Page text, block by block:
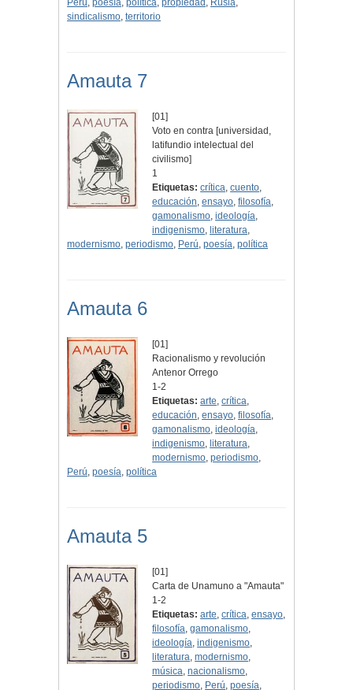
Perú, poesía, política, propiedad , Rusia,
sindicalismo, territorio
Amauta 7
[01]
Voto en contra [universidad,
latifundio intelectual del
civilismo]
1
Etiquetas: crítica,cuento,
educación,ensayo,filosofía,
gamonalismo,ideología,
indigenismo, literatura,
modernismo, periodismo, Perú, poesía, política
Amauta 6
[01]
Racionalismo y revolución
Antenor Orrego
1-2
Etiquetas: arte,crítica,
educación,ensayo,filosofía,
gamonalismo,ideología,
indigenismo, literatura,
modernismo,periodismo,
Perú, poesía, política
Amauta 5
[01]
Carta de Unamuno a "Amauta"
1-2
Etiquetas: arte,crítica,ensayo,
filosofía,gamonalismo,
ideología,indigenismo,
literatura,modernismo,
música,nacionalismo,
periodismo, Perú,poesía,